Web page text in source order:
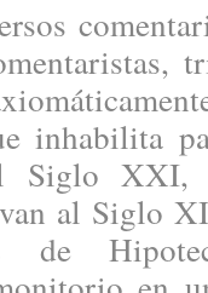
inhabilita
Siglo XXI,
al Siglo
de